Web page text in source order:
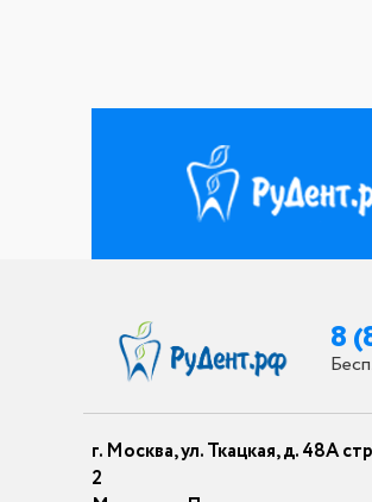
8
г. Москва, ул. Ткацкая, д. 48А стр
2